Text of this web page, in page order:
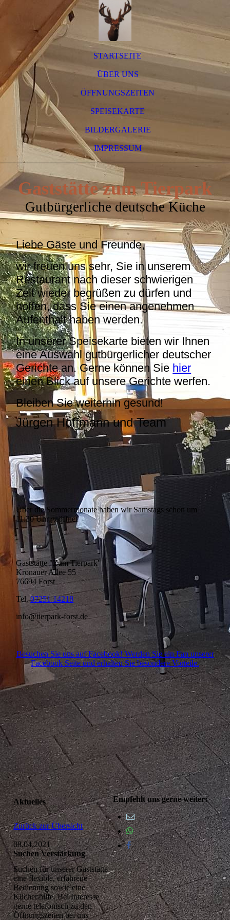
STARTSEITE
ÜBER UNS
ÖFFNUNGSZEITEN
SPEISEKARTE
BILDERGALERIE
IMPRESSUM
Gaststätte zum Tierpark
Gutbürgerliche deutsche Küche
Liebe Gäste und Freunde,
wir freuen uns sehr, Sie in unserem
Restaurant nach dieser schwierigen
Zeit wieder begrüßen zu dürfen und
hoffen, dass Sie einen angenehmen
Aufenthalt haben werden.
In unserer Speisekarte bieten wir Ihnen
eine Auswahl gutbürgerlicher deutscher
Gerichte an. Gerne können Sie hier
einen Blick auf unsere Gerichte werfen.
Bleiben Sie weiterhin gesund!
Jürgen Hoffmann und Team
Über die Sommermonate haben wir Samstags schon um
11:30 Uhr geöffnet
Gaststätte "Zum Tierpark"
Kronauer Allee 55
76694 Forst
Tel.07251 14218
info@tierpark-forst.de
Besuchen Sie uns auf Facebook! Werden Sie ein Fan unserer
Facebook Seite und erhalten Sie besondere Vorteile.
Aktuelles
Zurück zur Übersicht
08.04.2021
Suchen Verstärkung
Suchen für unserer Gaststätte
eine flexible, erfahrene
Bedienung sowie eine
Küchenhilfe. Bei Interesse
gerne telefonisch zu den
Öffnungszeiten bei uns
Empfehlt uns gerne weiter: